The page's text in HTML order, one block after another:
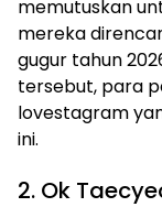
memutuskan
mereka
gugur tahun
tersebut, para
lovestagram
ini.
2. Ok